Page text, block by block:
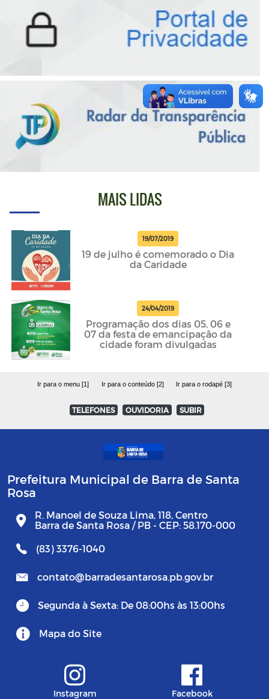
MAIS LIDAS
19/07/2019
19 de julho é comemorado o Dia
da Caridade
24/04/2019
Programação dos dias 05, 06 e
07 da festa de emancipação da
cidade foram divulgadas
Ir para o menu [1] Ir para o conteúdo [2] Ir para o rodapé [3]
TELEFONES OUVIDORIA SUBIR
Prefeitura Municipal de Barra de Santa
Rosa
R. Manoel de Souza Lima, 118, Centro
Barra de Santa Rosa / PB - CEP: 58.170-000
(83) 3376-1040
contato@barradesantarosa.pb.gov.br
Segunda à Sexta: De 08:00hs às 13:00hs
Mapa do Site
Instagram Facebook